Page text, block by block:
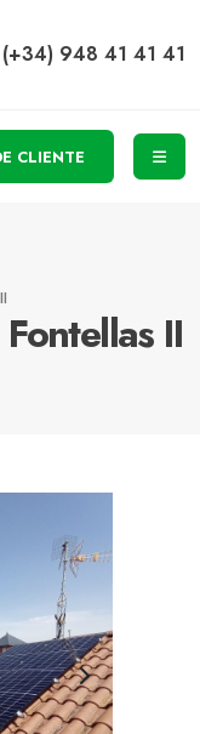
(+34) 948 41 41 41
CLIENTE
II